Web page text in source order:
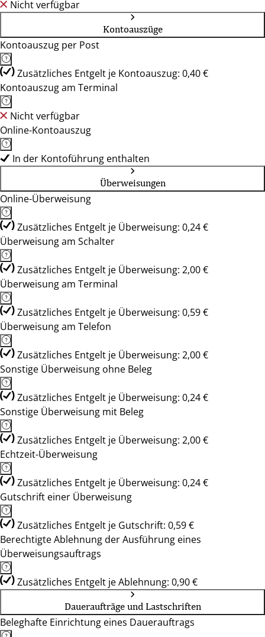
Nicht verfügbar
Kontoauszüge
Kontoauszug per Post
Zusätzliches Entgelt je Kontoauszug: 0,40 €
Kontoauszug am Terminal
Nicht verfügbar
Online-Kontoauszug
In der Kontoführung enthalten
Überweisungen
Online-Überweisung
Zusätzliches Entgelt je Überweisung: 0,24 €
Überweisung am Schalter
Zusätzliches Entgelt je Überweisung: 2,00 €
Überweisung am Terminal
Zusätzliches Entgelt je Überweisung: 0,59 €
Überweisung am Telefon
Zusätzliches Entgelt je Überweisung: 2,00 €
Sonstige Überweisung ohne Beleg
Zusätzliches Entgelt je Überweisung: 0,24 €
Sonstige Überweisung mit Beleg
Zusätzliches Entgelt je Überweisung: 2,00 €
Echtzeit-Überweisung
Zusätzliches Entgelt je Überweisung: 0,24 €
Gutschrift einer Überweisung
Zusätzliches Entgelt je Gutschrift: 0,59 €
Berechtigte Ablehnung der Ausführung eines
Überweisungsauftrags
Zusätzliches Entgelt je Ablehnung: 0,90 €
Daueraufträge und Lastschriften
Beleghafte Einrichtung eines Dauerauftrags